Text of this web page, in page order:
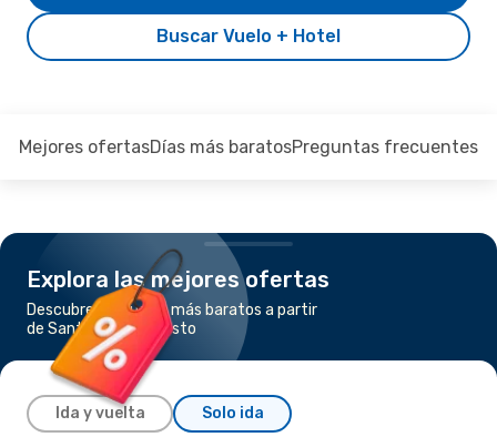
Buscar Vuelo + Hotel
Mejores ofertasDías más baratosPreguntas frecuentes
Explora las mejores ofertas
Descubre los vuelos más baratos a partir
de Santa Marta a Pasto
Ida y vuelta Solo ida